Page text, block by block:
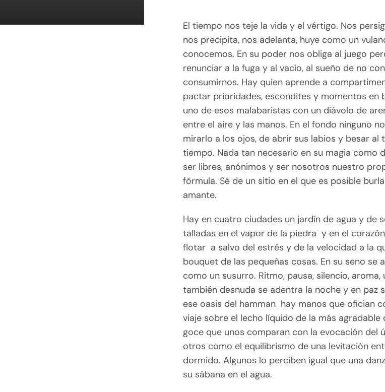
El tiempo nos teje la vida y el vértigo. Nos
nos precipita, nos adelanta, huye como un
conocemos. En su poder nos obliga al juego
renunciar a la fuga y al vacío, al sueño de no
consumirnos. Hay quien aprende a
pactar prioridades, escondites y momentos en
uno de esos malabaristas con un diávolo de
entre el aire y las manos. En el fondo ninguno
mirarlo a los ojos, de abrir sus labios y besar al
tiempo. Nada tan necesario en su magia como
ser libres, anónimos y ser nosotros nuestro
fórmula. Sé de un sitio en el que es posible
amante.
Hay en cuatro ciudades un jardín de agua y de
talladas en el vapor de la piedra y en el
flotar a salvo del estrés y de la velocidad a la
bouquet de las pequeñas cosas. En su seno se
como un susurro. Ritmo, pausa, silencio,
también desnuda se adentra la noche y en paz
ese oasis del hamman hay manos que ofician
viaje sobre el lecho líquido de la más agradable
goce que unos comparan con la evocación del
otros como el equilibrismo de una levitación
dormido. Algunos lo perciben igual que una
su sábana en el agua.